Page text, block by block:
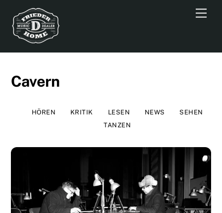
content
Cavern
HÖREN KRITIK LESEN NEWS
SEHEN
TANZEN